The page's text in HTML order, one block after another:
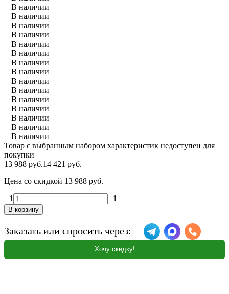
В наличии
В наличии
В наличии
В наличии
В наличии
В наличии
В наличии
В наличии
В наличии
В наличии
В наличии
В наличии
В наличии
В наличии
В наличии
Товар с выбранным набором характеристик недоступен для
покупки
13 988 руб.14 421 руб.
Цена со скидкой 13 988 руб.
1
1
В корзину
Заказать или спросить через:
Хочу скидку!